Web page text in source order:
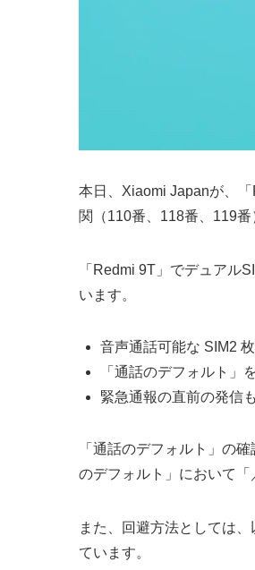
本日、Xiaomi Japanが、
関（110番、118番、119
「Redmi 9T」でデュアル
います。
音声通話可能な SIM2
「通話のデフォルト」
緊急通報の直前の発信
「通話のデフォルト」の
のデフォルト」において「
また、回避方法としては
ています。